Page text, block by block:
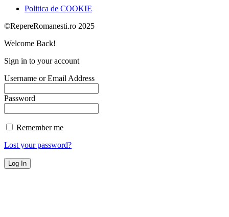
Politica de COOKIE
©RepereRomanesti.ro 2025
Welcome Back!
Sign in to your account
Username or Email Address
Password
Remember me
Lost your password?